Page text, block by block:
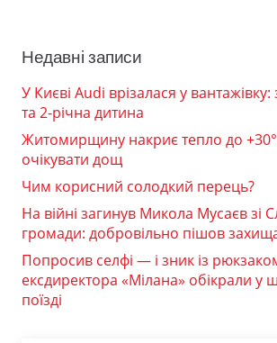
Недавні записи
У Києві Audi врізалася у
та 2-річна дитина
Житомирщину накриє тепло до
очікувати дощ
Чим корисний солодкий перець?
На війні загинув Микола Мусаєв зі
громади: добровільно пішов
Попросив селфі — і зник із
ексдиректора «Мілана» обікрали у
поїзді